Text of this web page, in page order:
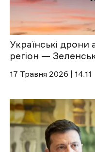
Українські
регіон —
17 Травня 2026 | 14:11